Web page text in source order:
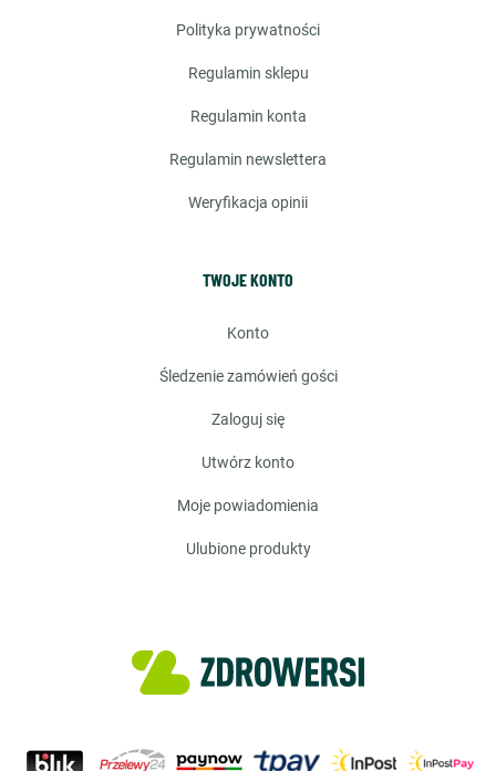
polityka prywatności
regulamin sklepu
regulamin konta
regulamin newslettera
weryfikacja opinii
TWOJE KONTO
konto
śledzenie zamówień gości
zaloguj się
utwórz konto
moje powiadomienia
ulubione produkty